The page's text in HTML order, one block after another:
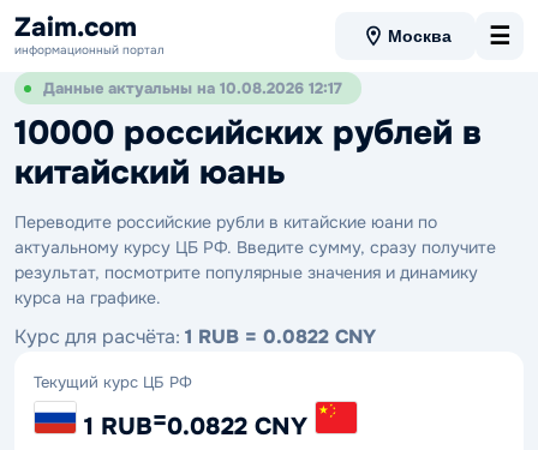
Zaim.com
информационный портал
Москва ☰
Данные актуальны на 10.08.2026 12:17
10000 российских рублей в
китайский юань
Переводите российские рубли в китайские юани по
актуальному курсу ЦБ РФ. Введите сумму, сразу получите
результат, посмотрите популярные значения и динамику
курса на графике.
Курс для расчёта: 1 RUB = 0.0822 CNY
Текущий курс ЦБ РФ
1 RUB=0.0822 CNY